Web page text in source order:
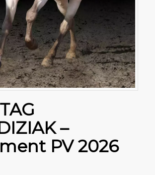
–
PV 2026